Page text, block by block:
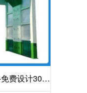
费设计30S